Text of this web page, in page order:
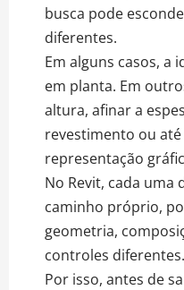
busca pode
diferentes.
Em alguns casos, a
em planta. Em
altura, afinar a
revestimento ou
representação
No Revit, cada uma
caminho próprio,
geometria,
controles diferentes.
Por isso, antes de